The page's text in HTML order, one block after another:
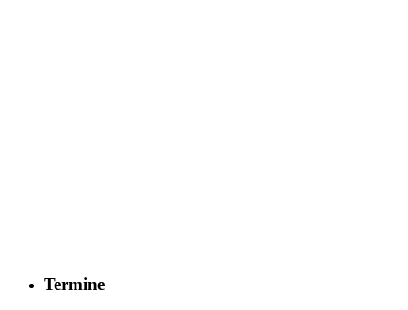
Termine